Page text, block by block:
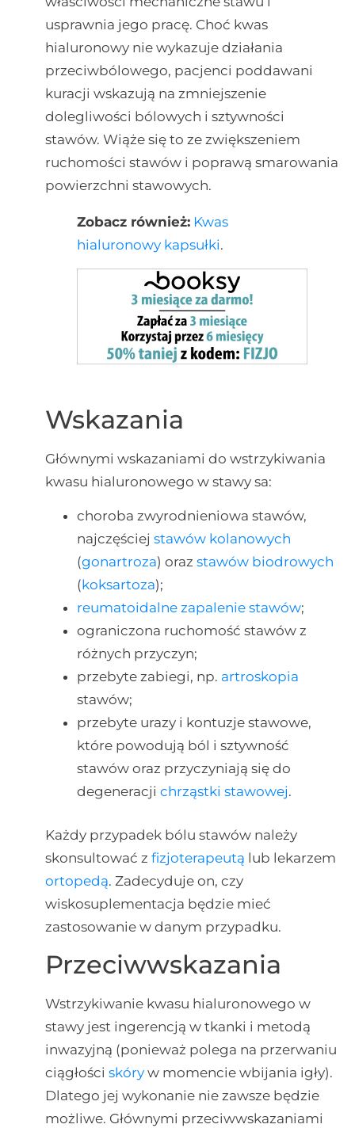
usprawnia jego pracę. Choć kwas
hialuronowy nie wykazuje działania
przeciwbólowego, pacjenci poddawani
kuracji wskazują na zmniejszenie
dolegliwości bólowych i sztywności
stawów. Wiąże się to ze zwiększeniem
ruchomości stawów i poprawą smarowania
powierzchni stawowych.
Zobacz również: Kwas
hialuronowy kapsułki.
Wskazania
Głównymi wskazaniami do wstrzykiwania
kwasu hialuronowego w stawy sa:
choroba zwyrodnieniowa stawów,
najczęściej stawów kolanowych
(gonartroza) oraz stawów biodrowych
(koksartoza);
reumatoidalne zapalenie stawów;
ograniczona ruchomość stawów z
różnych przyczyn;
przebyte zabiegi, np. artroskopia
stawów;
przebyte urazy i kontuzje stawowe,
które powodują ból i sztywność
stawów oraz przyczyniają się do
degeneracji chrząstki stawowej.
Każdy przypadek bólu stawów należy
skonsultować z fizjoterapeutą lub lekarzem
ortopedą. Zadecyduje on, czy
wiskosuplementacja będzie mieć
zastosowanie w danym przypadku.
Przeciwwskazania
Wstrzykiwanie kwasu hialuronowego w
stawy jest ingerencją w tkanki i metodą
inwazyjną (ponieważ polega na przerwaniu
ciągłości skóryw momencie wbijania igły).
Dlatego jej wykonanie nie zawsze będzie
możliwe. Głównymi przeciwwskazaniami